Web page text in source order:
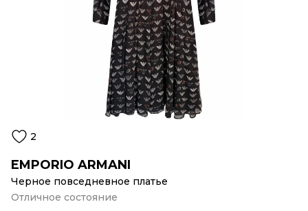
2
EMPORIO ARMANI
Черное повседневное платье
Отличное состояние